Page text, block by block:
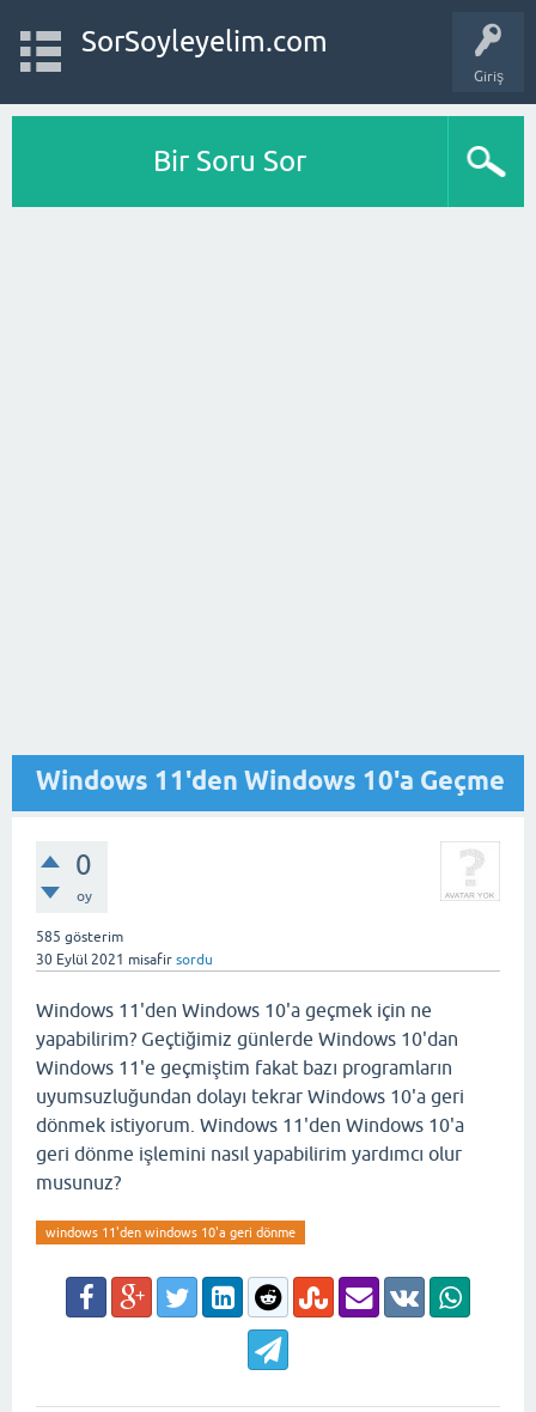
Giriş
SorSoyleyelim.com
Bir Soru Sor
Windows 11'den Windows 10'a Geçme
0
oy
585 gösterim
30 Eylül 2021 misafir sordu
Windows 11'den Windows 10'a geçmek için ne
yapabilirim? Geçtiğimiz günlerde Windows 10'dan
Windows 11'e geçmiştim fakat bazı programların
uyumsuzluğundan dolayı tekrar Windows 10'a geri
dönmek istiyorum. Windows 11'den Windows 10'a
geri dönme işlemini nasıl yapabilirim yardımcı olur
musunuz?
windows 11'den windows 10'a geri dönme